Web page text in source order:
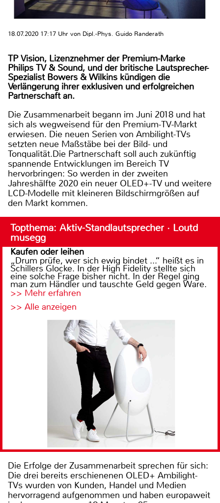
18.07.2020 17:17 Uhr von Dipl.-Phys. Guido Randerath
TP Vision, Lizenznehmer der Premium-Marke
Philips TV & Sound, und der britische Lautsprecher-
Spezialist Bowers & Wilkins kündigen die
Verlängerung ihrer exklusiven und erfolgreichen
Partnerschaft an.
Die Zusammenarbeit begann im Juni 2018 und hat
sich als wegweisend für den Premium-TV-Markt
erwiesen. Die neuen Serien von Ambilight-TVs
setzten neue Maßstäbe bei der Bild- und
Tonqualität.Die Partnerschaft soll auch zukünftig
spannende Entwicklungen im Bereich TV
hervorbringen: So werden in der zweiten
Jahreshälfte 2020 ein neuer OLED+-TV und weitere
LCD-Modelle mit kleineren Bildschirmgrößen auf
den Markt kommen.
Topthema: Aktiv-Standlautsprecher · Loutd
musegg
Kaufen oder leihen
„Drum prüfe, wer sich ewig bindet ...“ heißt es in
Schillers Glocke. In der High Fidelity stellte sich
eine solche Frage bisher nicht. In der Regel ging
man zum Händler und tauschte Geld gegen Ware.
>> Mehr erfahren
>> Alle anzeigen
Die Erfolge der Zusammenarbeit sprechen für sich:
Die drei bereits erschienenen OLED+ Ambilight-
TVs wurden von Kunden, Handel und Medien
hervorragend aufgenommen und haben europaweit